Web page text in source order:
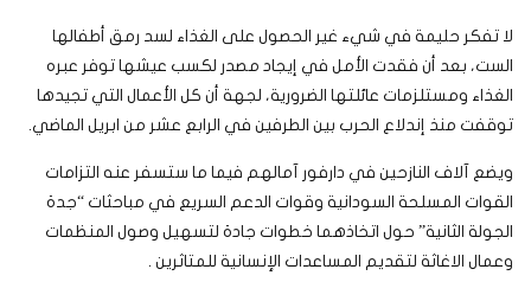
لا تفكر حليمة في شيء غير الحصول على الغذاء لسد رمق أطفالها
الست، بعد أن فقدت الأمل في إيجاد مصدر لكسب عيشها توفر عبره
الغذاء ومستلزمات عائلتها الضرورية، لجهة أن كل الأعمال التي تجيدها
توقفت منذ إندلاع الحرب بين الطرفين في الرابع عشر من ابريل الماضي.
ويضع آلاف النازحين في دارفور آمالهم فيما ما ستسفر عنه التزامات
القوات المسلحة السودانية وقوات الدعم السريع في مباحثات “جدة
الجولة الثانية” حول اتخاذهما خطوات جادة لتسهيل وصول المنظمات
وعمال الاغاثة لتقديم المساعدات الإنسانية للمتاثرين .